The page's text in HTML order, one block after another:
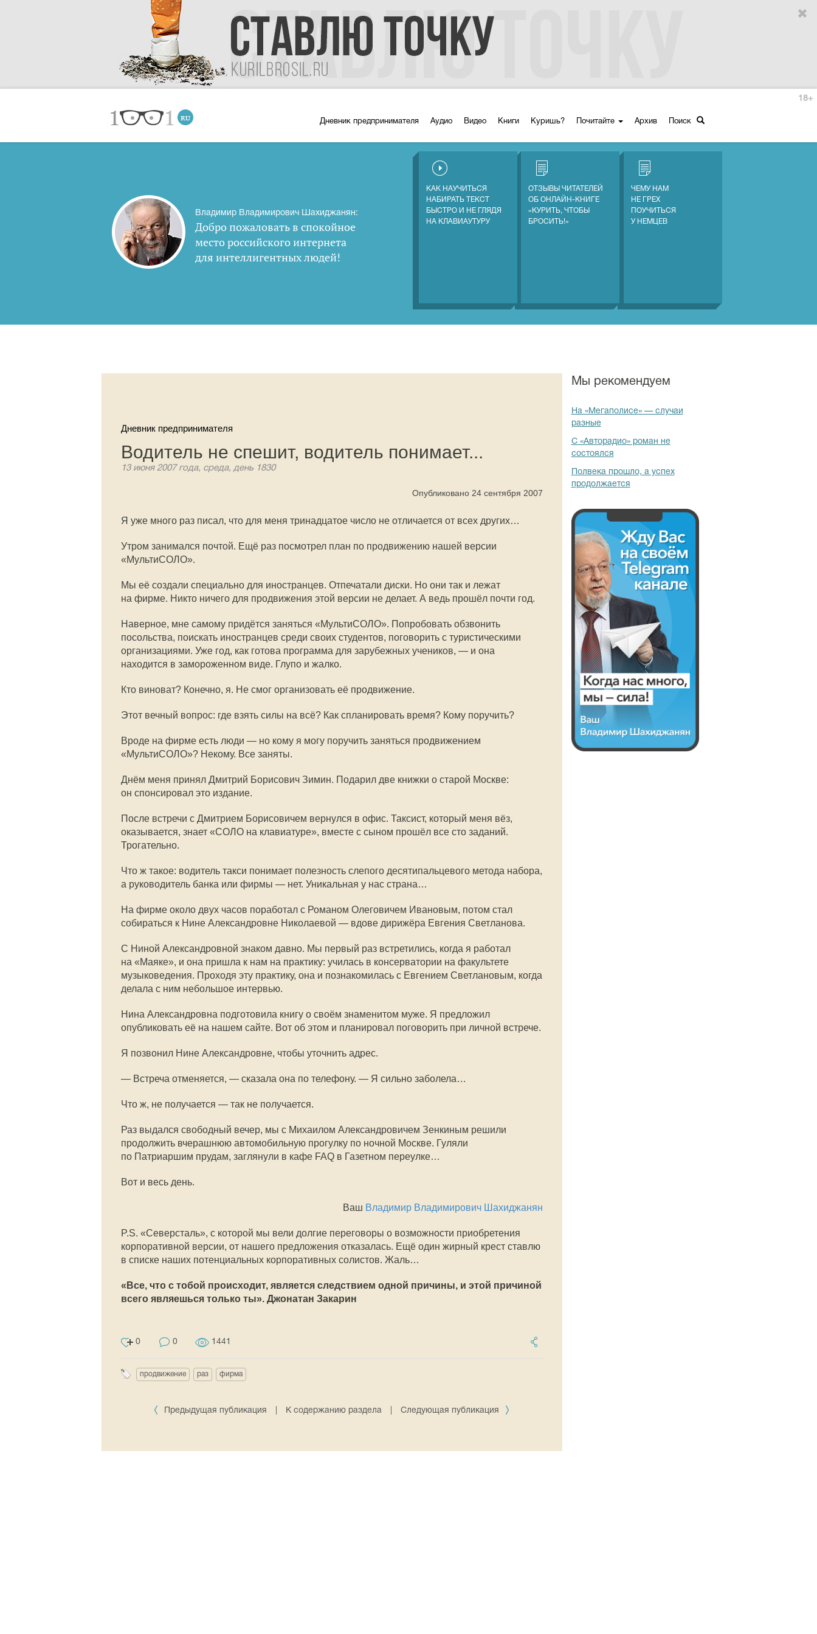
Дневник предпринимателя Аудио Видео Книги Куришь? Почитайте Архив Поиск
18+
Владимир Владимирович Шахиджанян:
Добро пожаловать в спокойное
место российского интернета
для интеллигентных людей!
КАК НАУЧИТЬСЯ
НАБИРАТЬ ТЕКСТ
БЫСТРО И НЕ ГЛЯДЯ
НА КЛАВИАУТУРУ
ОТЗЫВЫ ЧИТАТЕЛЕЙ
ОБ ОНЛАЙН-КНИГЕ
«КУРИТЬ, ЧТОБЫ
БРОСИТЬ!»
ЧЕМУ НАМ
НЕ ГРЕХ
ПОУЧИТЬСЯ
У НЕМЦЕВ
Дневник предпринимателя
Водитель не спешит, водитель понимает...
13 июня 2007 года, среда, день 1830
Опубликовано 24 сентября 2007
Я уже много раз писал, что для меня тринадцатое число не отличается от всех других…
Утром занимался почтой. Ещё раз посмотрел план по продвижению нашей версии
«МультиСОЛО».
Мы её создали специально для иностранцев. Отпечатали диски. Но они так и лежат
на фирме. Никто ничего для продвижения этой версии не делает. А ведь прошёл почти год.
Наверное, мне самому придётся заняться «МультиСОЛО». Попробовать обзвонить
посольства, поискать иностранцев среди своих студентов, поговорить с туристическими
организациями. Уже год, как готова программа для зарубежных учеников, — и она
находится в замороженном виде. Глупо и жалко.
Кто виноват? Конечно, я. Не смог организовать её продвижение.
Этот вечный вопрос: где взять силы на всё? Как спланировать время? Кому поручить?
Вроде на фирме есть люди — но кому я могу поручить заняться продвижением
«МультиСОЛО»? Некому. Все заняты.
Днём меня принял Дмитрий Борисович Зимин. Подарил две книжки о старой Москве:
он спонсировал это издание.
После встречи с Дмитрием Борисовичем вернулся в офис. Таксист, который меня вёз,
оказывается, знает «СОЛО на клавиатуре», вместе с сыном прошёл все сто заданий.
Трогательно.
Что ж такое: водитель такси понимает полезность слепого десятипальцевого метода набора,
а руководитель банка или фирмы — нет. Уникальная у нас страна…
На фирме около двух часов поработал с Романом Олеговичем Ивановым, потом стал
собираться к Нине Александровне Николаевой — вдове дирижёра Евгения Светланова.
С Ниной Александровной знаком давно. Мы первый раз встретились, когда я работал
на «Маяке», и она пришла к нам на практику: училась в консерватории на факультете
музыковедения. Проходя эту практику, она и познакомилась с Евгением Светлановым, когда
делала с ним небольшое интервью.
Нина Александровна подготовила книгу о своём знаменитом муже. Я предложил
опубликовать её на нашем сайте. Вот об этом и планировал поговорить при личной встрече.
Я позвонил Нине Александровне, чтобы уточнить адрес.
— Встреча отменяется, — сказала она по телефону. — Я сильно заболела…
Что ж, не получается — так не получается.
Раз выдался свободный вечер, мы с Михаилом Александровичем Зенкиным решили
продолжить вчерашнюю автомобильную прогулку по ночной Москве. Гуляли
по Патриаршим прудам, заглянули в кафе FAQ в Газетном переулке…
Вот и весь день.
Ваш Владимир Владимирович Шахиджанян
P.S. «Северсталь», с которой мы вели долгие переговоры о возможности приобретения
корпоративной версии, от нашего предложения отказалась. Ещё один жирный крест ставлю
в списке наших потенциальных корпоративных солистов. Жаль…
«Все, что с тобой происходит, является следствием одной причины, и этой причиной
всего являешься только ты». Джонатан Закарин
0 0 1441
продвижение раз фирма
Предыдущая публикация К содержанию раздела Следующая публикация
Мы рекомендуем
На «Мегаполисе» — случаи
разные
С «Авторадио» роман не
состоялся
Полвека прошло, а успех
продолжается